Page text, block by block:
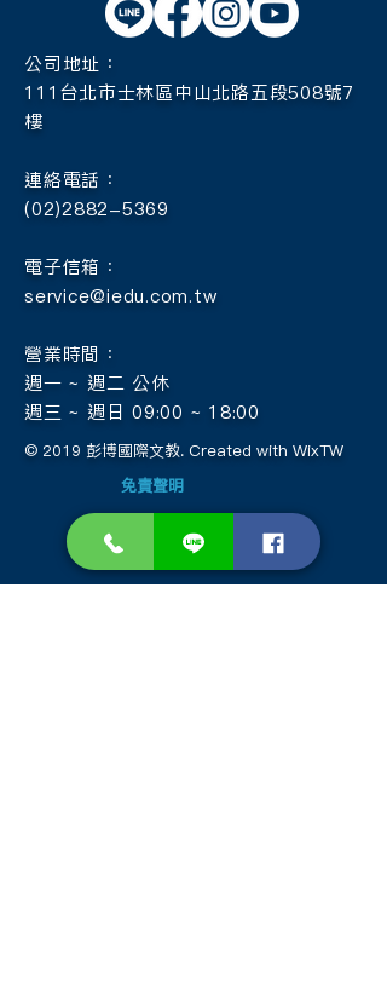
公司地址：
111台北市士林區中山北路五段508號7
樓
連絡電話：
(02)2882-5369
電子信箱：
service@iedu.com.tw
營業時間：
週一 ~ 週二 公休
週三 ~ 週日 09:00 ~ 18:00
© 2019 彭博國際文教. Created with WixTW
免責聲明